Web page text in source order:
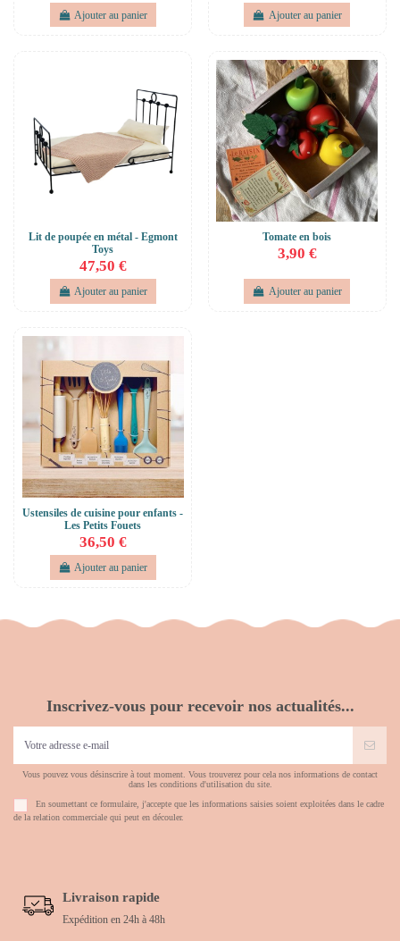
Ajouter au panier Ajouter au panier
Lit de poupée en métal - Egmont
Toys
47,50 €
Ajouter au panier
Tomate en bois
3,90 €
Ajouter au panier
Ustensiles de cuisine pour enfants -
Les Petits Fouets
36,50 €
Ajouter au panier
Inscrivez-vous pour recevoir nos actualités...
Vous pouvez vous désinscrire à tout moment. Vous trouverez pour cela nos informations de contact
dans les conditions d'utilisation du site.
En soumettant ce formulaire, j'accepte que les informations saisies soient exploitées dans le cadre
de la relation commerciale qui peut en découler.
Livraison rapide
Expédition en 24h à 48h